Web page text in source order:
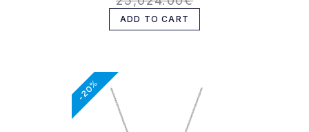
ADD TO CART
-20%